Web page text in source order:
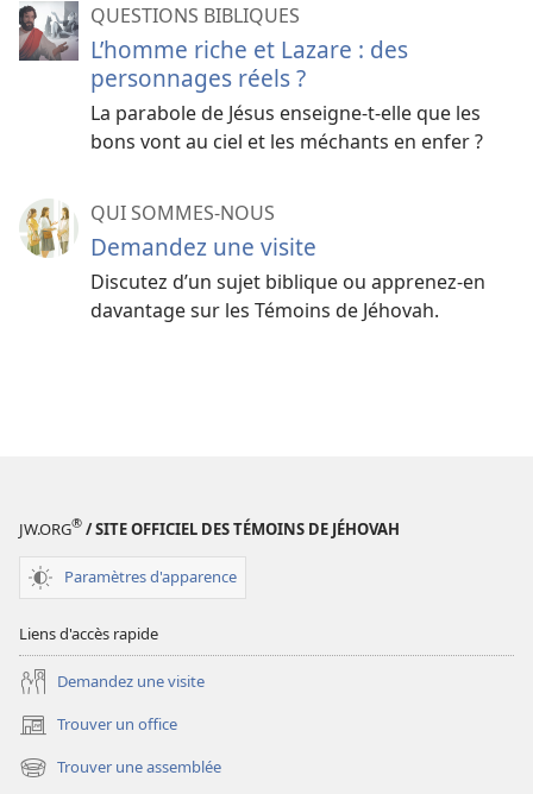
QUESTIONS BIBLIQUES
L’homme riche et Lazare : des
personnages réels ?
La parabole de Jésus enseigne-t-elle que les
bons vont au ciel et les méchants en enfer ?
QUI SOMMES-NOUS
Demandez une visite
Discutez d’un sujet biblique ou apprenez-​en
davantage sur les Témoins de Jéhovah.
JW.ORG® / SITE OFFICIEL DES TÉMOINS DE JÉHOVAH
Paramètres d'apparence
Liens d'accès rapide
Demandez une visite
Trouver un office
(ouvre
une
nouvelle
Trouver une assemblée
(ouvre